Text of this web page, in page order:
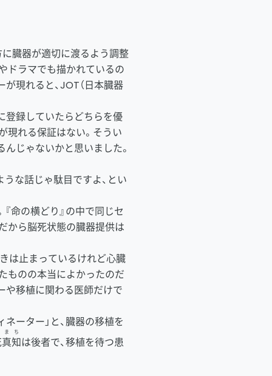
臓器が適切に渡るよう調整
ドラマでも描かれているの
現れると、JOT（日本臓器
登録していたらどちらを優
現れる保証はない。そうい
じゃないかと思いました。
な話じゃ駄目ですよ、とい
命の横どり』の中で同じセ
から脳死状態の臓器提供は
は止まっているけれど心臓
ものの本当によかったのだ
や移植に関わる医師だけで
ーター」と、臓器の移植を
真知
まち
は後者で、移植を待つ患